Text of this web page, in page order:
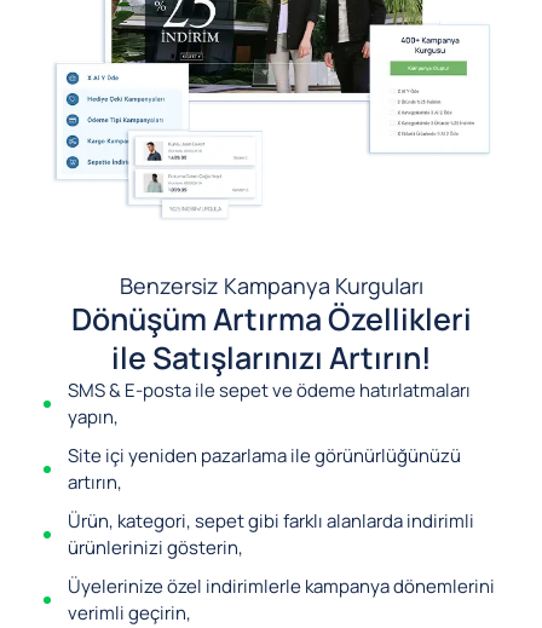
Benzersiz Kampanya Kurguları
Dönüşüm Artırma Özellikleri
ile Satışlarınızı Artırın!
SMS & E-posta ile sepet ve ödeme hatırlatmaları
yapın,
Site içi yeniden pazarlama ile görünürlüğünüzü
artırın,
Ürün, kategori, sepet gibi farklı alanlarda indirimli
ürünlerinizi gösterin,
Üyelerinize özel indirimlerle kampanya dönemlerini
verimli geçirin,